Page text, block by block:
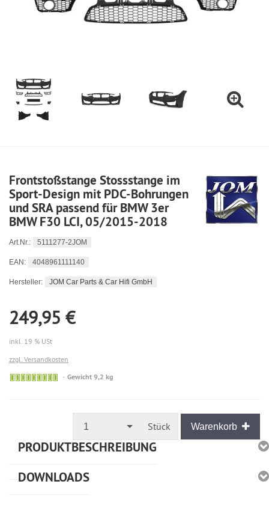
Frontstoßstange Stossstange im
Sport-Design mit PDC-Bohrungen
und SRA passend für BMW 3er
BMW F30 LCI, 05/2015-2018
Art.Nr.: 5111277-2JOM
EAN: 4048961111140
Hersteller: JOM Car Parts & Car Hifi GmbH
249,95 €
inkl. 19 % USt
zzgl. Versandkosten
🟢 Gewicht 9,2 kg
1 Stück Warenkorb
PRODUKTBESCHREIBUNG
DOWNLOADS